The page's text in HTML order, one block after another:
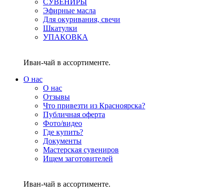
СУВЕНИРЫ
Эфирные масла
Для окуривания, свечи
Шкатулки
УПАКОВКА
Иван-чай в ассортименте.
О нас
О нас
Отзывы
Что привезти из Красноярска?
Публичная оферта
Фото/видео
Где купить?
Документы
Мастерская сувениров
Ищем заготовителей
Иван-чай в ассортименте.